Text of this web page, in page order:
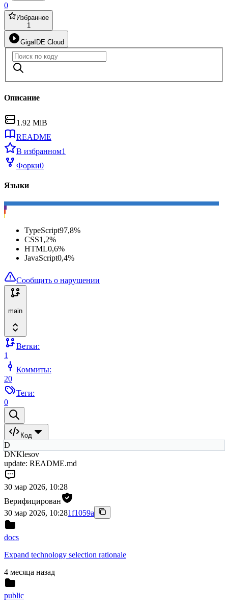
0
Избранное
1
GigaIDE Cloud
Описание
1.92 MiB
README
В избранном1
Форки0
Языки
TypeScript97,8%
CSS1,2%
HTML0,6%
JavaScript0,4%
Сообщить о нарушении
main
Ветки:
1
Коммиты:
20
Теги:
0
Код
D
DNKlesov
update: README.md
30 мар 2026, 10:28
Верифицирован
30 мар 2026, 10:281f1059a
docs
Expand technology selection rationale
4 месяца назад
public